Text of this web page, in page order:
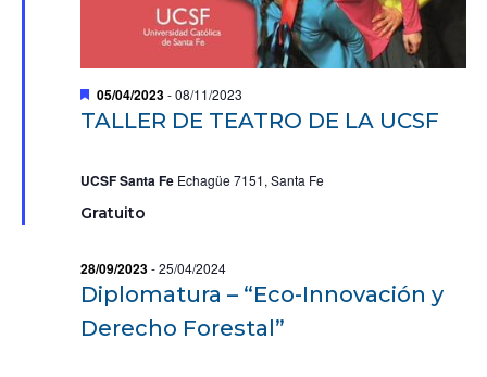
TALLER DE TEATRO DE LA UCSF
D
e
s
c
d
05/04/2023-08/11/2023
UCSF Santa Fe Echagüe 7151, Santa Fe
Gratuito
Diplomatura – “Eco-Innovación y
Derecho Forestal”
28/09/2023-25/04/2024